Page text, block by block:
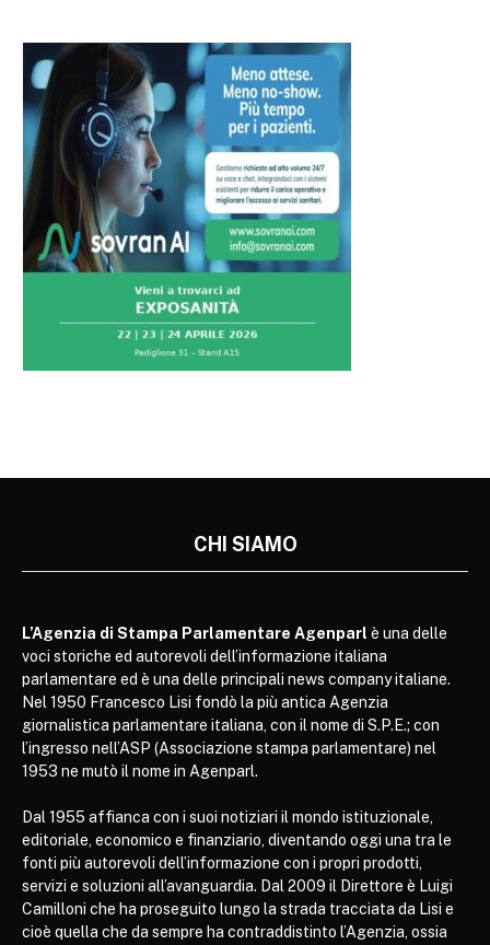
CHI SIAMO
L’Agenzia di Stampa Parlamentare Agenparl è una delle
voci storiche ed autorevoli dell’informazione italiana
parlamentare ed è una delle principali news company italiane.
Nel 1950 Francesco Lisi fondò la più antica Agenzia
giornalistica parlamentare italiana, con il nome di S.P.E.; con
l’ingresso nell’ASP (Associazione stampa parlamentare) nel
1953 ne mutò il nome in Agenparl.
Dal 1955 affianca con i suoi notiziari il mondo istituzionale,
editoriale, economico e finanziario, diventando oggi una tra le
fonti più autorevoli dell’informazione con i propri prodotti,
servizi e soluzioni all’avanguardia. Dal 2009 il Direttore è Luigi
Camilloni che ha proseguito lungo la strada tracciata da Lisi e
cioè quella che da sempre ha contraddistinto l’Agenzia, ossia